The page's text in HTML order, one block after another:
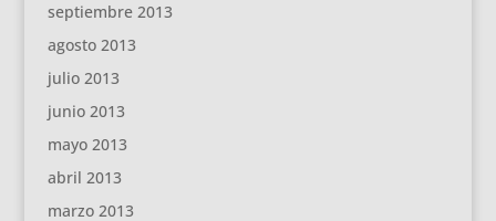
septiembre 2013
agosto 2013
julio 2013
junio 2013
mayo 2013
abril 2013
marzo 2013